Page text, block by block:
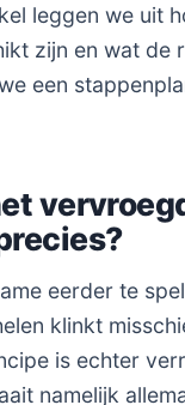
leggen we uit
zijn en wat de
een
eerder te
klinkt
is echter
namelijk